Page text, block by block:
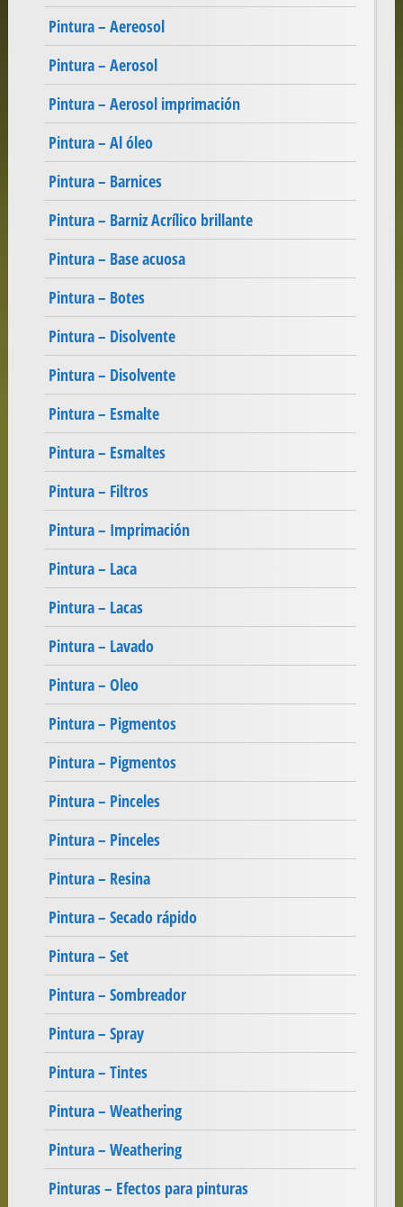
Pintura – Aereosol
Pintura – Aerosol
Pintura – Aerosol imprimación
Pintura – Al óleo
Pintura – Barnices
Pintura – Barniz Acrílico brillante
Pintura – Base acuosa
Pintura – Botes
Pintura – Disolvente
Pintura – Disolvente
Pintura – Esmalte
Pintura – Esmaltes
Pintura – Filtros
Pintura – Imprimación
Pintura – Laca
Pintura – Lacas
Pintura – Lavado
Pintura – Oleo
Pintura – Pigmentos
Pintura – Pigmentos
Pintura – Pinceles
Pintura – Pinceles
Pintura – Resina
Pintura – Secado rápido
Pintura – Set
Pintura – Sombreador
Pintura – Spray
Pintura – Tintes
Pintura – Weathering
Pintura – Weathering
Pinturas – Efectos para pinturas